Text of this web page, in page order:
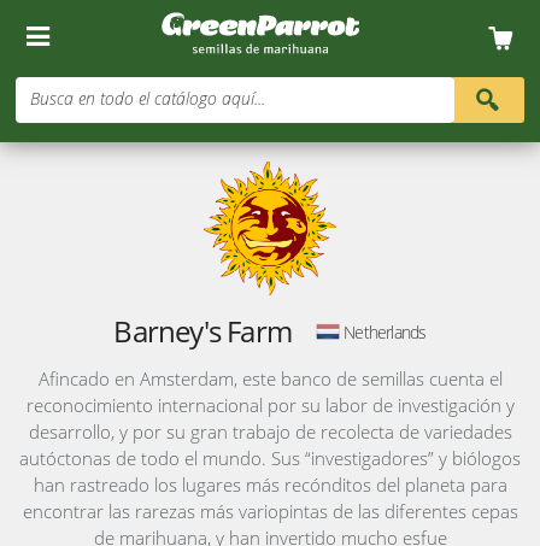
Busca en todo el catálogo aquí...
Barney's Farm Netherlands
Afincado en Amsterdam, este banco de semillas cuenta el
reconocimiento internacional por su labor de investigación y
desarrollo, y por su gran trabajo de recolecta de variedades
autóctonas de todo el mundo. Sus “investigadores” y biólogos
han rastreado los lugares más recónditos del planeta para
encontrar las rarezas más variopintas de las diferentes cepas
de marihuana, y han invertido mucho esfue